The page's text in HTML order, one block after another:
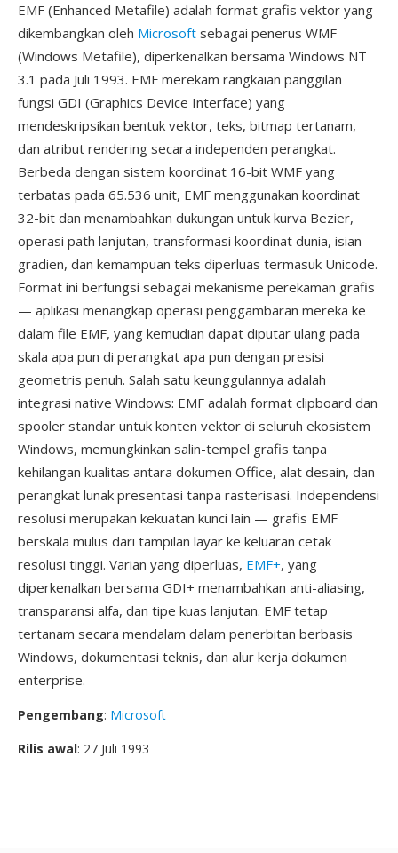
EMF (Enhanced Metafile) adalah format grafis vektor yang
dikembangkan oleh Microsoft sebagai penerus WMF
(Windows Metafile), diperkenalkan bersama Windows NT
3.1 pada Juli 1993. EMF merekam rangkaian panggilan
fungsi GDI (Graphics Device Interface) yang
mendeskripsikan bentuk vektor, teks, bitmap tertanam,
dan atribut rendering secara independen perangkat.
Berbeda dengan sistem koordinat 16-bit WMF yang
terbatas pada 65.536 unit, EMF menggunakan koordinat
32-bit dan menambahkan dukungan untuk kurva Bezier,
operasi path lanjutan, transformasi koordinat dunia, isian
gradien, dan kemampuan teks diperluas termasuk Unicode.
Format ini berfungsi sebagai mekanisme perekaman grafis
— aplikasi menangkap operasi penggambaran mereka ke
dalam file EMF, yang kemudian dapat diputar ulang pada
skala apa pun di perangkat apa pun dengan presisi
geometris penuh. Salah satu keunggulannya adalah
integrasi native Windows: EMF adalah format clipboard dan
spooler standar untuk konten vektor di seluruh ekosistem
Windows, memungkinkan salin-tempel grafis tanpa
kehilangan kualitas antara dokumen Office, alat desain, dan
perangkat lunak presentasi tanpa rasterisasi. Independensi
resolusi merupakan kekuatan kunci lain — grafis EMF
berskala mulus dari tampilan layar ke keluaran cetak
resolusi tinggi. Varian yang diperluas, EMF+, yang
diperkenalkan bersama GDI+ menambahkan anti-aliasing,
transparansi alfa, dan tipe kuas lanjutan. EMF tetap
tertanam secara mendalam dalam penerbitan berbasis
Windows, dokumentasi teknis, dan alur kerja dokumen
enterprise.
Pengembang: Microsoft
Rilis awal: 27 Juli 1993